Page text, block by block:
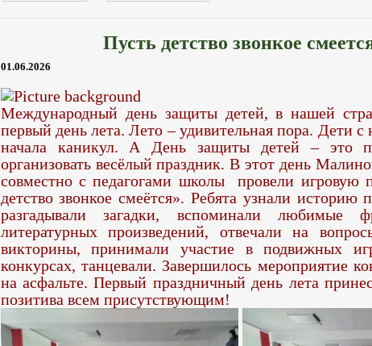
Пусть детство звонкое
01.06.2026
Международный день защиты детей, в нашей
первый день лета. Лето – удивительная пора. Дети
начала каникул. А День защиты детей – это
организовать весёлый праздник.В этот день
совместно с педагогами школы провели игровую
детство звонкое смеётся».Ребята узнали историю
разгадывали загадки, вспоминали любимые
литературных произведений, отвечали на
викторины, принимали участие в подвижных
конкурсах, танцевали. Завершилось мероприятие
на асфальте. Первый праздничный день лета
позитива всем присутствующим!